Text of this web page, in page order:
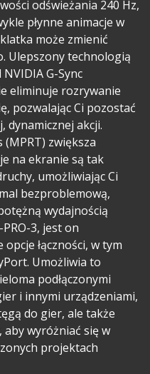
odświeżania 240 Hz,
płynne animacje w
może zmienić
Ulepszony technologią
G-Sync
eliminuje rozrywanie
pozwalając Ci pozostać
dynamicznej akcji.
(MPRT) zwiększa
na ekranie są tak
umożliwiając Ci
bezproblemową,
wydajnością
3, jest on
łączności, w tym
Umożliwia to
podłączonymi
i innymi urządzeniami,
do gier, ale także
wyróżniać się w
projektach